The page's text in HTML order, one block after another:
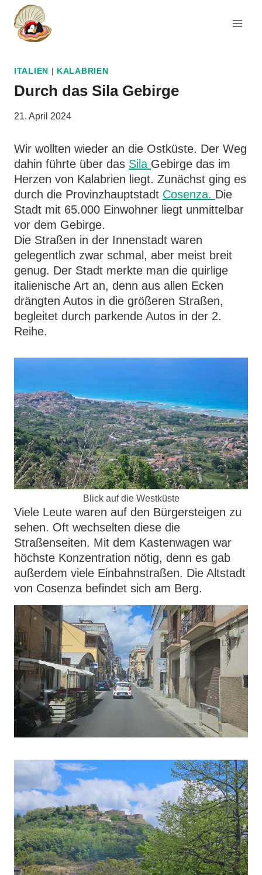
Zum
Inhalt
springen
ITALIEN | KALABRIEN
Durch das Sila Gebirge
21. April 2024
Wir wollten wieder an die Ostküste. Der Weg
dahin führte über das Sila Gebirge das im
Herzen von Kalabrien liegt. Zunächst ging es
durch die Provinzhauptstadt Cosenza. Die
Stadt mit 65.000 Einwohner liegt unmittelbar
vor dem Gebirge.
Die Straßen in der Innenstadt waren
gelegentlich zwar schmal, aber meist breit
genug. Der Stadt merkte man die quirlige
italienische Art an, denn aus allen Ecken
drängten Autos in die größeren Straßen,
begleitet durch parkende Autos in der 2.
Reihe.
Blick auf die Westküste
Viele Leute waren auf den Bürgersteigen zu
sehen. Oft wechselten diese die
Straßenseiten. Mit dem Kastenwagen war
höchste Konzentration nötig, denn es gab
außerdem viele Einbahnstraßen. Die Altstadt
von Cosenza befindet sich am Berg.